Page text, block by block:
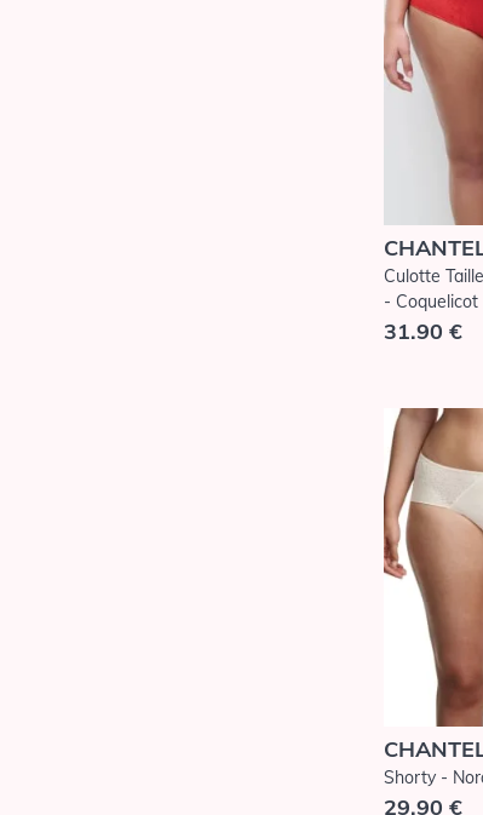
Culotte
- Coquelicot
31.90 €
Shorty -
29.90 €